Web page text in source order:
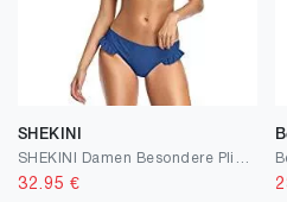
SHEKINI
32.95 €